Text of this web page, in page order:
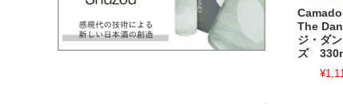
The
ジ・ダ
ズ